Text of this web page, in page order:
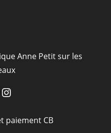
Anne Petit sur les
Instagram
paiement CB